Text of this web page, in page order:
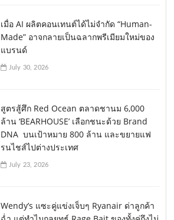
เมื่อ AI ผลิตคอนเทนต์ได้ไม่จำกัด “Human-
Made” อาจกลายเป็นฉลากพรีเมียมใหม่ของ
แบรนด์
July 30, 2026
สูตรสู้ศึก Red Ocean ตลาดชานม 6,000
ล้าน ‘BEARHOUSE’ เลือกชนะด้วย Brand
DNA บนเป้าหมาย 800 ล้าน และขยายแฟ
รนไชส์ไปต่างประเทศ
July 23, 2026
Wendy’s แซะคู่แข่งเจ็บๆ Ryanair ด่าลูกค้า